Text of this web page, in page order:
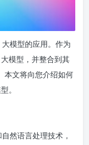
模型的应用。作为
模型，并整合到其
本文将向您介绍如何
。
然语言处理技术，